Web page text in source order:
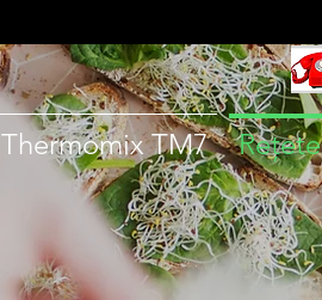
Thermomix TM7 Rețete